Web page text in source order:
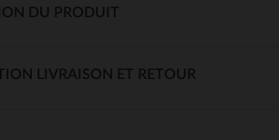
DU PRODUIT
LIVRAISON ET RETOUR